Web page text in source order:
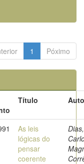
1 Póximo
Título
As leis
lógicas do
pensar
coerente
Dias,